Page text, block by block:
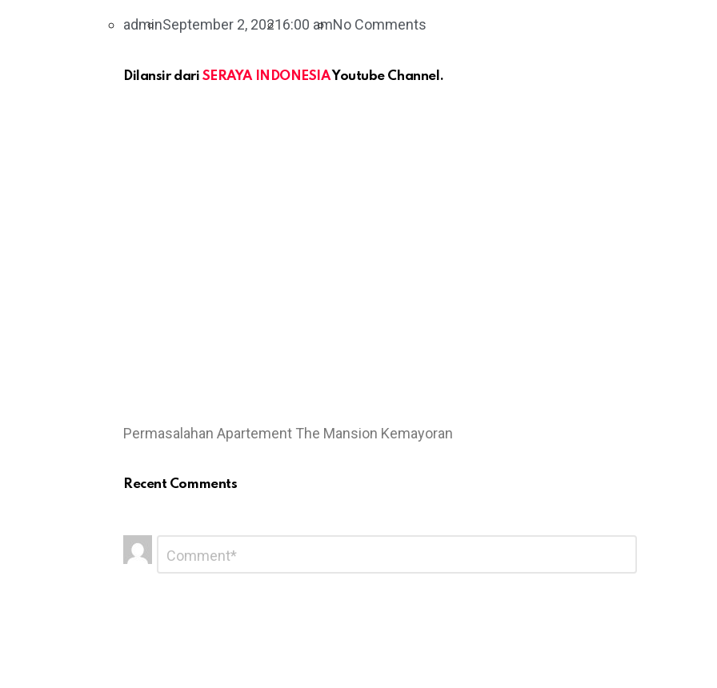
adminSeptember 2, 20216:00 amNo Comments
Dilansir dari SERAYA INDONESIAYoutube Channel.
Permasalahan Apartement The Mansion Kemayoran
Recent Comments
L
e